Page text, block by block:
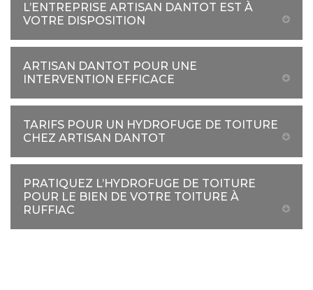
L’ENTREPRISE ARTISAN DANTOT EST À
VOTRE DISPOSITION
ARTISAN DANTOT POUR UNE
INTERVENTION EFFICACE
TARIFS POUR UN HYDROFUGE DE TOITURE
CHEZ ARTISAN DANTOT
PRATIQUEZ L’HYDROFUGE DE TOITURE
POUR LE BIEN DE VOTRE TOITURE À
RUFFIAC